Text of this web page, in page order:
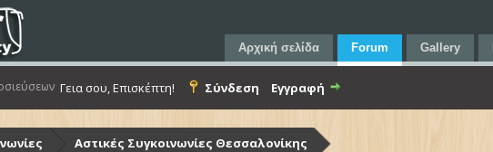
Αρχική σελίδα Forum Gallery
Γεια σου, Επισκέπτη! Σύνδεση Εγγραφή
Αστικές Συγκοινωνίες Θεσσαλονίκης